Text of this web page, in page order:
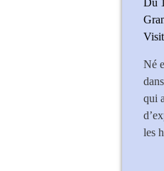
Du
Né
qui
les